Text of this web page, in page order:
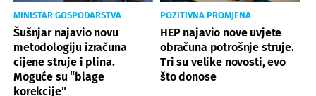
MINISTAR GOSPODARSTVA
Šušnjar najavio novu
metodologiju izračuna
cijene struje i plina.
Moguće su “blage
korekcije”
POZITIVNA PROMJENA
HEP najavio nove uvjete
obračuna potrošnje struje.
Tri su velike novosti, evo
što donose